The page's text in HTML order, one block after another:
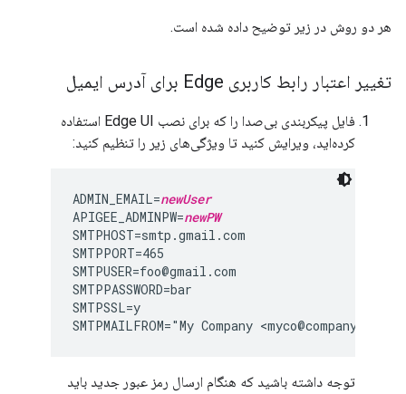
هر دو روش در زیر توضیح داده شده است.
تغییر اعتبار رابط کاربری Edge برای آدرس ایمیل
فایل پیکربندی بی‌صدا را که برای نصب Edge UI استفاده
کرده‌اید، ویرایش کنید تا ویژگی‌های زیر را تنظیم کنید:
ADMIN_EMAIL=newUser
APIGEE_ADMINPW=newPW
SMTPHOST=smtp.gmail.com
SMTPPORT=465
SMTPUSER=foo@gmail.com
SMTPPASSWORD=bar
SMTPSSL=y
SMTPMAILFROM="My Company <myco@company.com>"
توجه داشته باشید که هنگام ارسال رمز عبور جدید باید